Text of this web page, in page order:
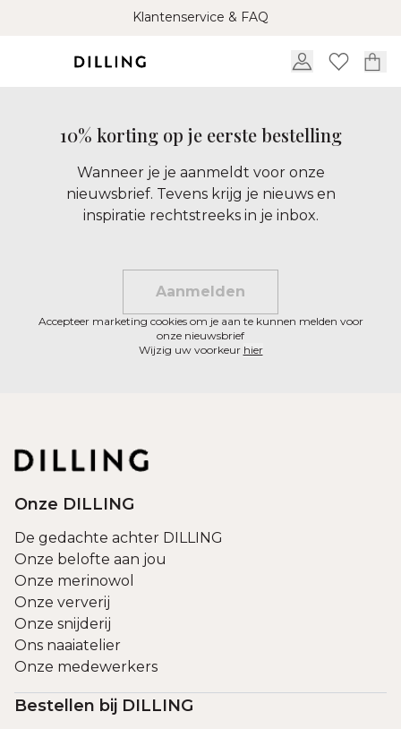
Klantenservice & FAQ
10% korting op je eerste bestelling
Wanneer je je aanmeldt voor onze
nieuwsbrief. Tevens krijg je nieuws en
inspiratie rechtstreeks in je inbox.
Aanmelden
Accepteer marketing cookies om je aan te kunnen melden voor
onze nieuwsbrief
Wijzig uw voorkeur hier
Onze DILLING
De gedachte achter DILLING
Onze belofte aan jou
Onze merinowol
Onze ververij
Onze snijderij
Ons naaiatelier
Onze medewerkers
Bestellen bij DILLING